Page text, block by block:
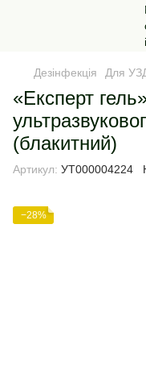
Дезінфекція Для
«Експерт
(блакитний)
Артикул: УТ000004224
−28%